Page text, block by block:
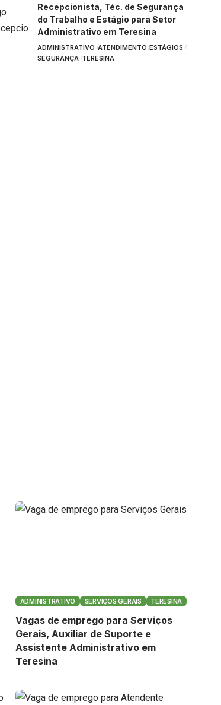
Recepcionista, Téc. de Segurança
do Trabalho e Estágio para Setor
Administrativo em Teresina
ADMINISTRATIVO ATENDIMENTO ESTÁGIOS
SEGURANÇA TERESINA
ADMINISTRATIVO SERVIÇOS GERAIS TERESINA
Vagas de emprego para Serviços
Gerais, Auxiliar de Suporte e
Assistente Administrativo em
Teresina